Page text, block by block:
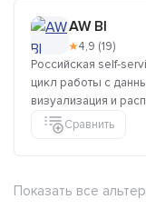
AW BI
★4,9 (19)
Российская self-
цикл работы с
визуализация и
Сравнить
Показать все